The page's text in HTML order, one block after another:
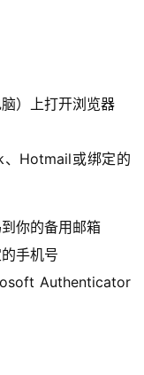
）上打开浏览器
、Hotmail或绑定的
你的备用邮箱
手机号
Authenticator